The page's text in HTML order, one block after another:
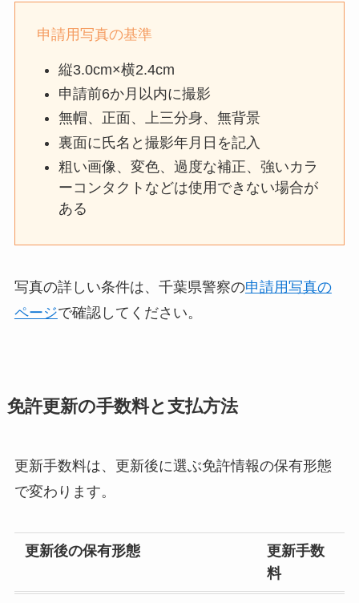
申請用写真の基準
縦3.0cm×横2.4cm
申請前6か月以内に撮影
無帽、正面、上三分身、無背景
裏面に氏名と撮影年月日を記入
粗い画像、変色、過度な補正、強いカラ
ーコンタクトなどは使用できない場合が
ある
写真の詳しい条件は、千葉県警察の申請用写真の
ページで確認してください。
免許更新の手数料と支払方法
更新手数料は、更新後に選ぶ免許情報の保有形態
で変わります。
更新後の保有形態
更新手数
料